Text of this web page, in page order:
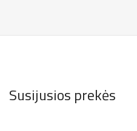
Susijusios prekės